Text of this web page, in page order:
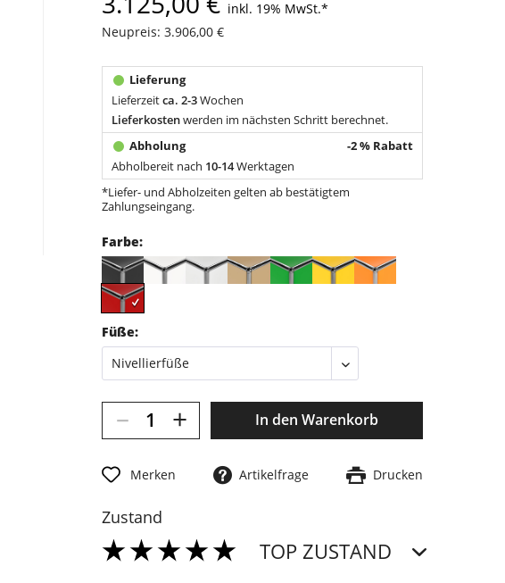
inkl. 19% MwSt.*
Neupreis: 3.906,00 €
Lieferzeitca. 2-3Wochen
Lieferkostenwerden im nächsten Schritt berechnet.
-2 % Rabatt
Abholbereit nach 10-14Werktagen
*Liefer- und Abholzeiten gelten ab bestätigtem
Zahlungseingang.
Farbe:
Füße:
– + In den Warenkorb
Merken Artikelfrage Drucken
Zustand
TOP ZUSTAND